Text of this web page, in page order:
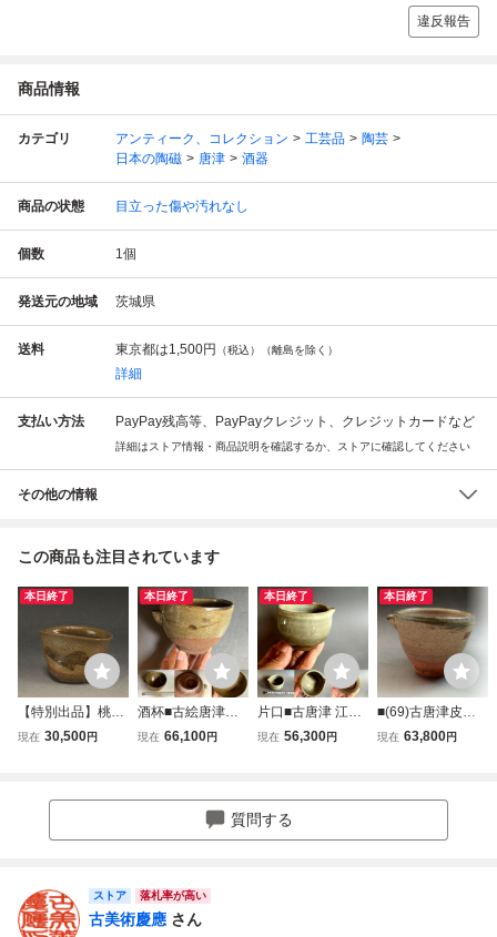
違反報告
商品情報
カテゴリ アンティーク、コレクション 工芸品
陶芸
日本の陶磁
唐津 酒器
商品の状態 目立った傷や汚れなし
個数 1個
発送元の地域 茨城県
送料 東京都は1,500円 （税込）（離島を除く）
詳細
支払い方法 PayPay残高等、PayPayクレジット、クレジットカードなど
詳細はストア情報・商品説明を確認するか、ストアに確認してください
その他の情報
この商品も注目されています
本日終了
【特別出品】桃山
時代 伝世 絵唐津
現在 30,500円
本日終了
酒杯■古絵唐津片
口 江戸期 ぐい呑
現在 66,100円
本日終了
片口■古唐津 江戸
期 酒器 古唐津超
品 希少■
現在 56,300円
本日終了
■(69)古唐津皮鯨
片口盃 枇杷色
現在 63,800円
質問する
ストア 落札率が高い
古美術慶應 さん